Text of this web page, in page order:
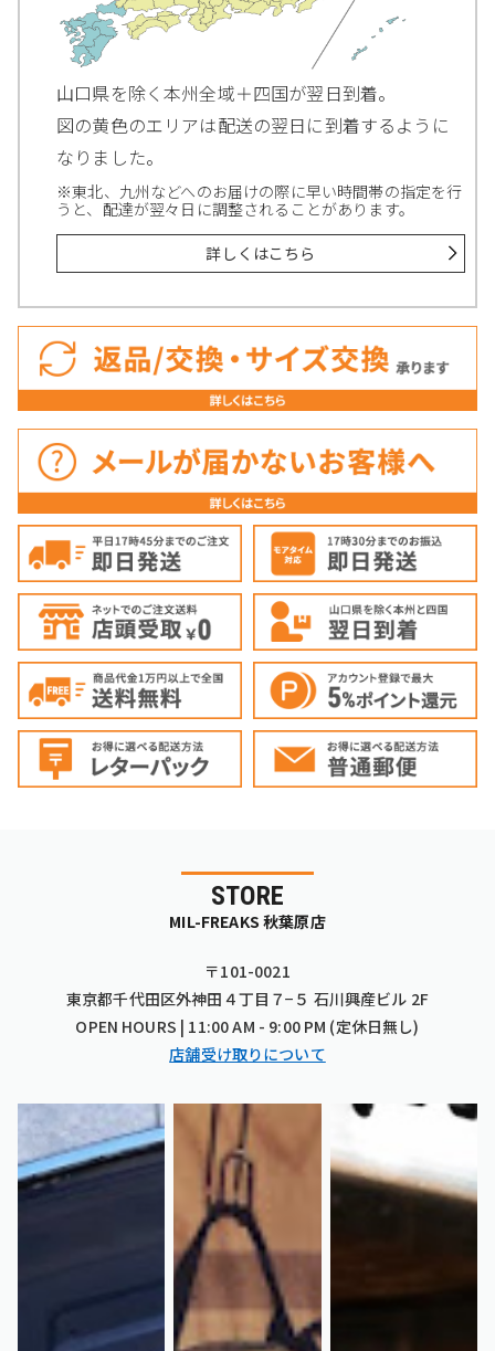
山口県を除く本州全域＋四国が翌日到着。
図の黄色のエリアは配送の翌日に到着するように
なりました。
※東北、九州などへのお届けの際に早い時間帯の指定を行
うと、配達が翌々日に調整されることがあります。
詳しくはこちら
STORE
MIL-FREAKS 秋葉原店
〒101-0021
東京都千代田区外神田４丁目７−５ 石川興産ビル 2F
OPEN HOURS | 11:00 AM - 9:00 PM (定休日無し)
店舗受け取りについて